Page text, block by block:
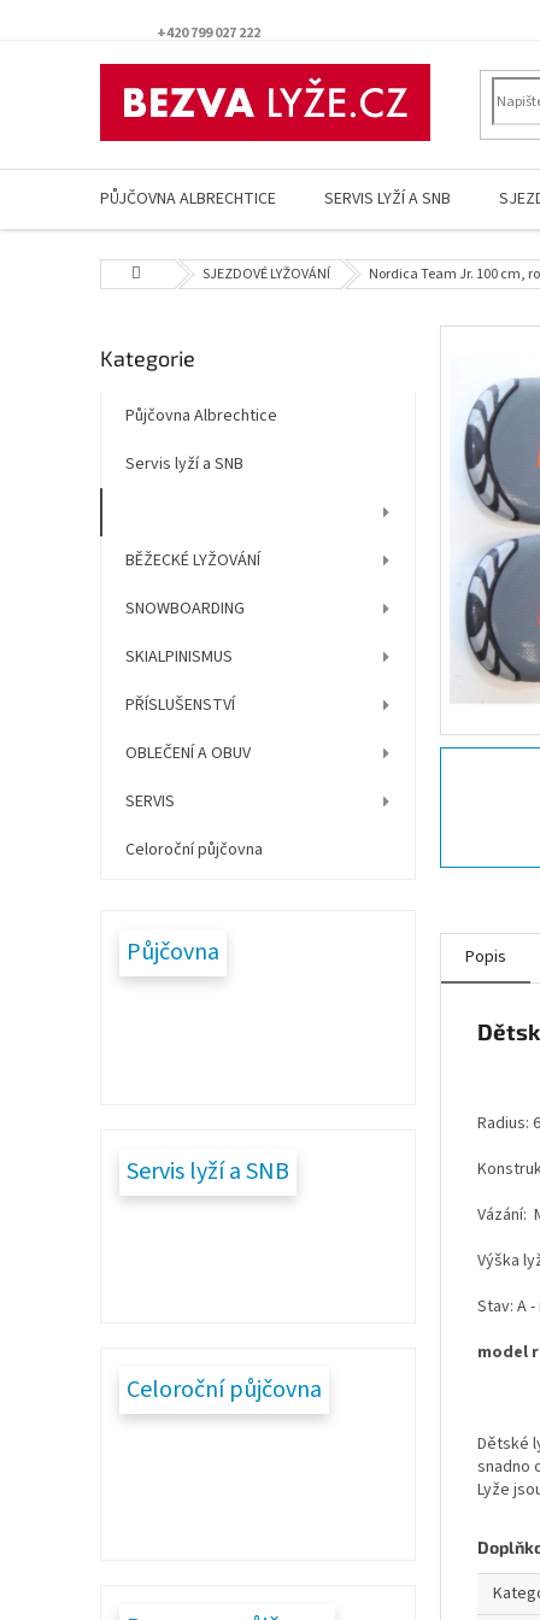
+420 799 027 222
PŮJČOVNA ALBRECHTICE SERVIS LYŽÍ A SNB
Domů SJEZDOVÉ LYŽOVÁNÍ Nordica Team Jr. 100 cm,
o
n
Přeskočit
Kategorie
Půjčovna Albrechtice
Servis lyží a SNB
BĚŽECKÉ LYŽOVÁNÍ
SNOWBOARDING
SKIALPINISMUS
PŘÍSLUŠENSTVÍ
OBLEČENÍ A OBUV
SERVIS
Celoroční půjčovna
Půjčovna
Servis lyží a SNB
Celoroční půjčovna
Popis
Radius:
Vázání:
Výška
Stav: A
model
Dětské
snadno
Lyže